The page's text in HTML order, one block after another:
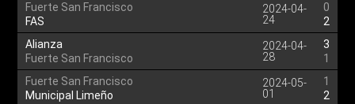
Fuerte San Francisco
FAS
2024-04-
24
0
2
Alianza
Fuerte San Francisco
2024-04-
28
3
1
Fuerte San Francisco
Municipal Limeño
2024-05-
01
1
2